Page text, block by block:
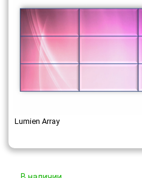
Lumien Array